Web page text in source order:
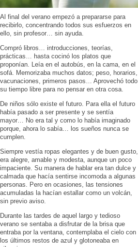
Al final del verano empezó a prepararse para
recibirlo, concentrando todos sus esfuerzos en
ello, sin profesor… sin ayuda.
Compró libros… introducciones, teorías,
prácticas… hasta cocinó los platos que
proponían. Leía en el autobús, en la cama, en el
sofá. Memorizaba muchos datos; peso, horarios,
vacunaciones, primeros pasos… Aprovechó todo
su tiempo libre para no pensar en otra cosa.
De niños sólo existe el futuro. Para ella el futuro
había pasado a ser presente y se sentía
mayor… No era tal y como lo había imaginado
porque, ahora lo sabía… los sueños nunca se
cumplen.
Siempre vestía ropas elegantes y de buen gusto,
era alegre, amable y modesta, aunque un poco
impaciente. Su manera de hablar era tan dulce y
calmada que hacía sentirse incomoda a algunas
personas. Pero en ocasiones, las tensiones
acumuladas la hacían estallar como un volcán,
sin previo aviso.
Durante las tardes de aquel largo y tedioso
verano se sentaba a disfrutar de la brisa que
entraba por la ventana, contemplaba el cielo con
los últimos restos de azul y glotoneaba en